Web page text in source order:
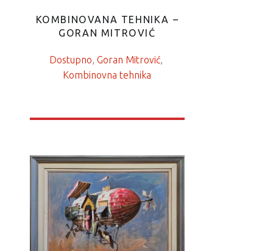
KOMBINOVANA TEHNIKA –
GORAN MITROVIĆ
Dostupno Goran Mitrović
Kombinovna tehnika